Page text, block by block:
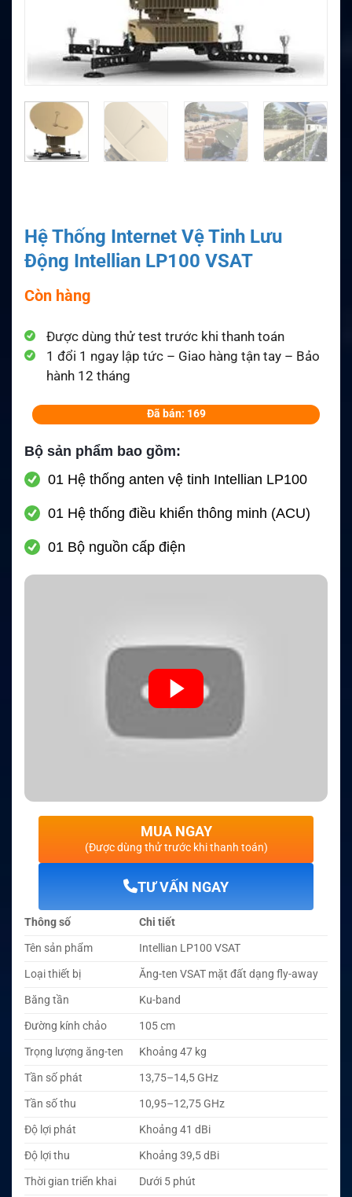
Hệ Thống Internet Vệ Tinh Lưu
Động Intellian LP100 VSAT
Còn hàng
Được dùng thử test trước khi thanh toán
1 đổi 1 ngay lập tức – Giao hàng tận tay – Bảo
hành 12 tháng
Đã bán: 169
Bộ sản phẩm bao gồm:
01 Hệ thống anten vệ tinh Intellian LP100
01 Hệ thống điều khiển thông minh (ACU)
01 Bộ nguồn cấp điện
MUA NGAY
(Được dùng thử trước khi thanh toán)
TƯ VẤN NGAY
Thông số
Chi tiết
Tên sản phẩm
Intellian LP100 VSAT
Loại thiết bị
Ăng-ten VSAT mặt đất dạng fly-away
Băng tần
Ku-band
Đường kính chảo
105 cm
Trọng lượng ăng-ten
Khoảng 47 kg
Tần số phát
13,75–14,5 GHz
Tần số thu
10,95–12,75 GHz
Độ lợi phát
Khoảng 41 dBi
Độ lợi thu
Khoảng 39,5 dBi
Thời gian triển khai
Dưới 5 phút